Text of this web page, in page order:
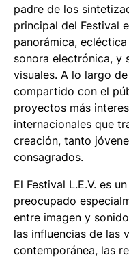
padre de los
principal del Festival
panorámica,
sonora electrónica, y
visuales. A lo largo
compartido con el
proyectos más
internacionales que
creación, tanto
consagrados.
El Festival L.E.V. es
preocupado
entre imagen y
las influencias de las
contemporánea, las